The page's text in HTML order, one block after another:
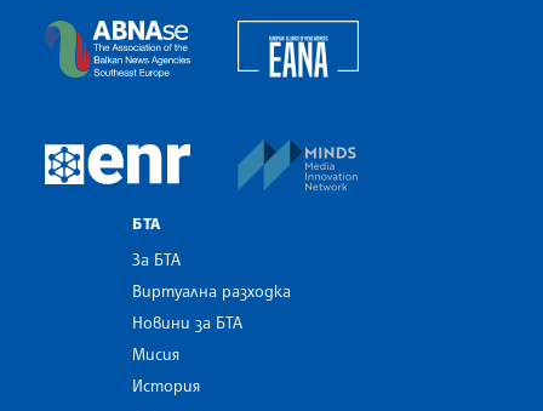
The Assocoation of the Balkan News Agencies
European Newsroom
БТА
За БТА
Виртуална разходка
Новини за БТА
Мисия
История